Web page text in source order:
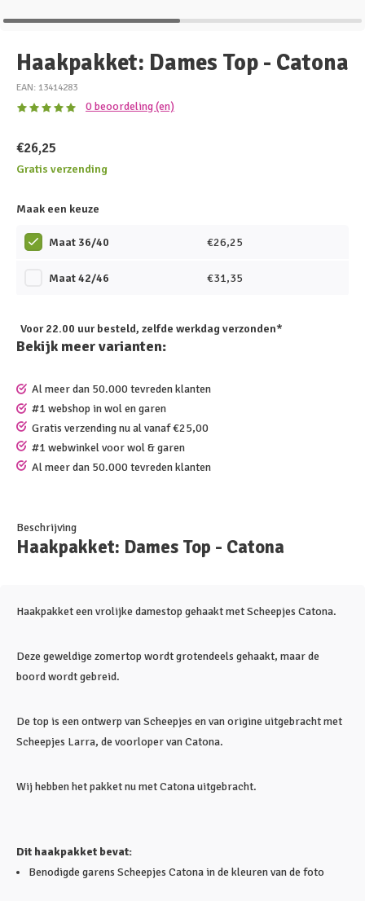
Haakpakket: Dames Top - Catona
EAN: 13414283
0 beoordeling (en)
€26,25
Gratis verzending
Maak een keuze
Maat 36/40 €26,25
Maat 42/46 €31,35
Voor 22.00 uur besteld, zelfde werkdag verzonden*
Bekijk meer varianten:
Al meer dan 50.000 tevreden klanten
#1 webshop in wol en garen
Gratis verzending nu al vanaf €25,00
#1 webwinkel voor wol & garen
Al meer dan 50.000 tevreden klanten
Beschrijving
Haakpakket: Dames Top - Catona
Haakpakket een vrolijke damestop gehaakt met Scheepjes Catona.
Deze geweldige zomertop wordt grotendeels gehaakt, maar de
boord wordt gebreid.
De top is een ontwerp van Scheepjes en van origine uitgebracht met
Scheepjes Larra, de voorloper van Catona.
Wij hebben het pakket nu met Catona uitgebracht.
Dit haakpakket bevat:
Benodigde garens Scheepjes Catona in de kleuren van de foto